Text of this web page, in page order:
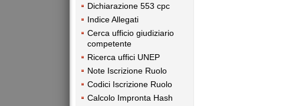
Dichiarazione 553 cpc
Indice Allegati
Cerca ufficio giudiziario
competente
Ricerca uffici UNEP
Note Iscrizione Ruolo
Codici Iscrizione Ruolo
Calcolo Impronta Hash